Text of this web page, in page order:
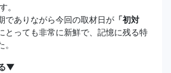
。
でありながら今回の取材日が 「初対
とっても非常に新鮮で、記憶に残る特
▼